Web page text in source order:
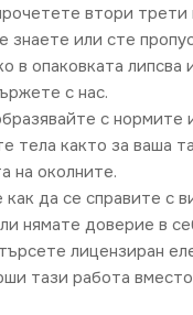
втори
знаете или сте
в опаковката липсва
с нас.
с нормите
тела както за ваша
на околните.
как да се справите с
нямате доверие в
лицензиран
тази работа вместо